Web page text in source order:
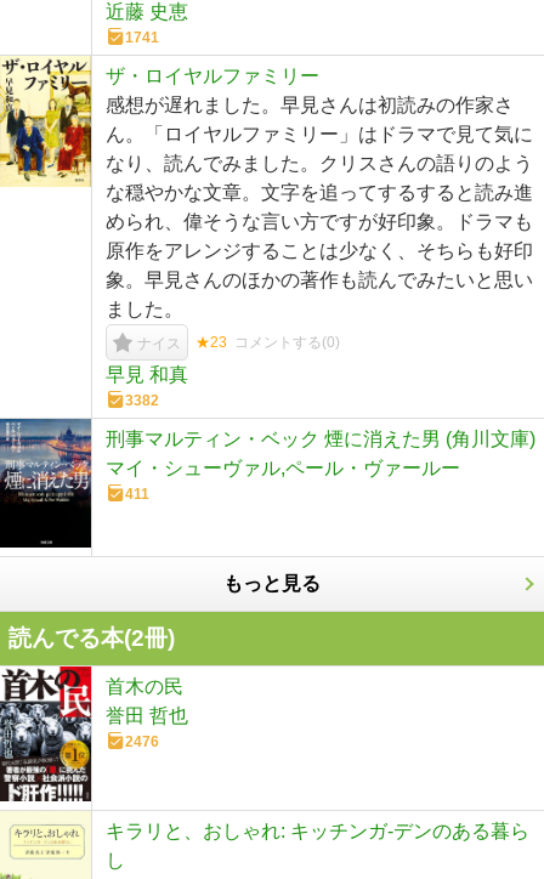
近藤 史恵
1741
ザ・ロイヤルファミリー
感想が遅れました。早見さんは初読みの作家さ
ん。「ロイヤルファミリー」はドラマで見て気に
なり、読んでみました。クリスさんの語りのよう
な穏やかな文章。文字を追ってするすると読み進
められ、偉そうな言い方ですが好印象。ドラマも
原作をアレンジすることは少なく、そちらも好印
象。早見さんのほかの著作も読んでみたいと思い
ました。
ナイス ★23 コメントする(0)
早見 和真
3382
刑事マルティン・ベック 煙に消えた男 (角川文庫)
マイ・シューヴァル,ペール・ヴァールー
411
もっと見る
読んでる本(2冊)
首木の民
誉田 哲也
2476
キラリと、おしゃれ: キッチンガ-デンのある暮ら
し